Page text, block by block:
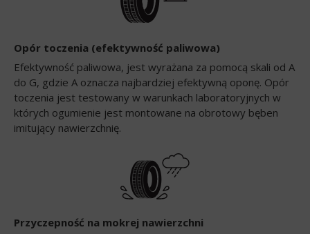
Opór toczenia (efektywność paliwowa)
Efektywność paliwowa, jest wyrażana za pomocą skali od A
do G, gdzie A oznacza najbardziej efektywną oponę. Opór
toczenia jest testowany w warunkach laboratoryjnych w
których ogumienie jest montowane na obrotowy bęben
imitujący nawierzchnię.
Przyczepność na mokrej nawierzchni